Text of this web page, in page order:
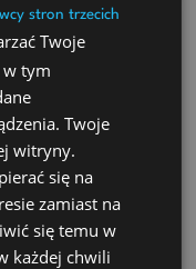
chwila
być
powinny być
naszych
ofertę
stron trzecich
Twoje
w tym
Twoje
witryny.
się na
zamiast na
się temu w
każdej chwili